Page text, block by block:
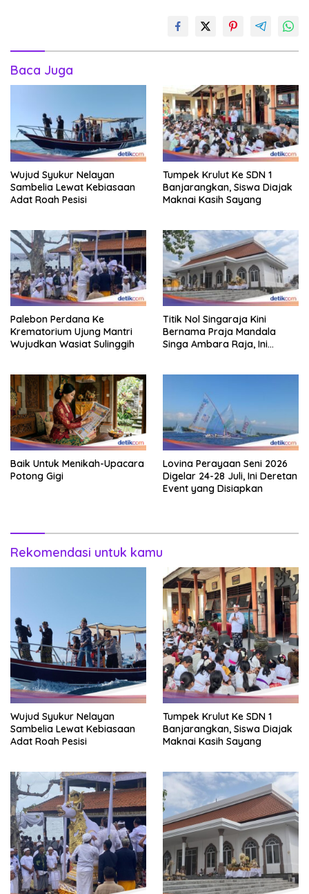
Baca Juga
Wujud Syukur Nelayan
Sambelia Lewat Kebiasaan
Adat Roah Pesisi
Tumpek Krulut Ke SDN 1
Banjarangkan, Siswa Diajak
Maknai Kasih Sayang
Palebon Perdana Ke
Krematorium Ujung Mantri
Wujudkan Wasiat Sulinggih
Titik Nol Singaraja Kini
Bernama Praja Mandala
Singa Ambara Raja, Ini
Baik Untuk Menikah-Upacara
Potong Gigi
Lovina Perayaan Seni 2026
Digelar 24-28 Juli, Ini Deretan
Event yang Disiapkan
Rekomendasi untuk kamu
Wujud Syukur Nelayan
Sambelia Lewat Kebiasaan
Adat Roah Pesisi
Tumpek Krulut Ke SDN 1
Banjarangkan, Siswa Diajak
Maknai Kasih Sayang